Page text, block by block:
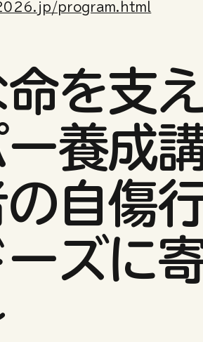
program.html
を支
養成
自傷
ズに